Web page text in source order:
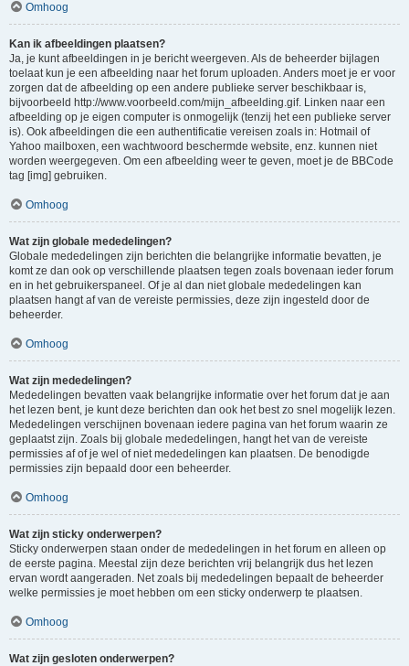
Omhoog
Kan ik afbeeldingen plaatsen?
Ja, je kunt afbeeldingen in je bericht weergeven. Als de beheerder bijlagen
toelaat kun je een afbeelding naar het forum uploaden. Anders moet je er voor
zorgen dat de afbeelding op een andere publieke server beschikbaar is,
bijvoorbeeld http://www.voorbeeld.com/mijn_afbeelding.gif. Linken naar een
afbeelding op je eigen computer is onmogelijk (tenzij het een publieke server
is). Ook afbeeldingen die een authentificatie vereisen zoals in: Hotmail of
Yahoo mailboxen, een wachtwoord beschermde website, enz. kunnen niet
worden weergegeven. Om een afbeelding weer te geven, moet je de BBCode
tag [img] gebruiken.
Omhoog
Wat zijn globale mededelingen?
Globale mededelingen zijn berichten die belangrijke informatie bevatten, je
komt ze dan ook op verschillende plaatsen tegen zoals bovenaan ieder forum
en in het gebruikerspaneel. Of je al dan niet globale mededelingen kan
plaatsen hangt af van de vereiste permissies, deze zijn ingesteld door de
beheerder.
Omhoog
Wat zijn mededelingen?
Mededelingen bevatten vaak belangrijke informatie over het forum dat je aan
het lezen bent, je kunt deze berichten dan ook het best zo snel mogelijk lezen.
Mededelingen verschijnen bovenaan iedere pagina van het forum waarin ze
geplaatst zijn. Zoals bij globale mededelingen, hangt het van de vereiste
permissies af of je wel of niet mededelingen kan plaatsen. De benodigde
permissies zijn bepaald door een beheerder.
Omhoog
Wat zijn sticky onderwerpen?
Sticky onderwerpen staan onder de mededelingen in het forum en alleen op
de eerste pagina. Meestal zijn deze berichten vrij belangrijk dus het lezen
ervan wordt aangeraden. Net zoals bij mededelingen bepaalt de beheerder
welke permissies je moet hebben om een sticky onderwerp te plaatsen.
Omhoog
Wat zijn gesloten onderwerpen?